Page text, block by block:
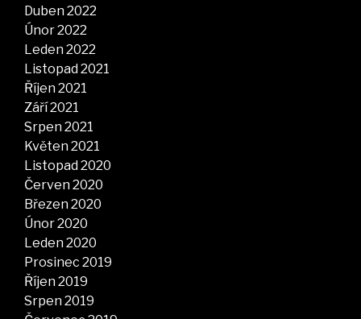
Duben 2022
Únor 2022
Leden 2022
Listopad 2021
Říjen 2021
Září 2021
Srpen 2021
Květen 2021
Listopad 2020
Červen 2020
Březen 2020
Únor 2020
Leden 2020
Prosinec 2019
Říjen 2019
Srpen 2019